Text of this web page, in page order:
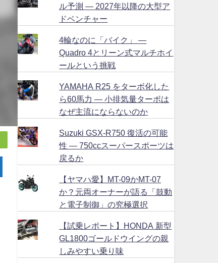
ル予測 ― 2027年以降の大型ア
ドベンチャー
4輪なのに「バイク」 ―
Quadro 4とリーン式マルチホイ
ールという挑戦
YAMAHA R25 をターボ化した
ら60馬力 ― 小排気量ターボは
なぜ主流にならないのか
Suzuki GSX-R750 復活の可能
性 ― 750ccスーパースポーツは
戻るか
【ヤマハ愛】MT-09かMT-07
か？元両オーナーが語る「鼓動
と電子制御」の究極選択
【試乗レポート】HONDA 新型
GL1800ゴールドウイングの親
しみやすい乗り味